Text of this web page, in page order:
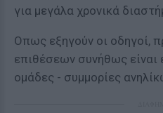
για μεγάλα χρονικά
Οπως εξηγούν οι οδηγοί,
επιθέσεων συνήθως είναι
ομάδες - συμμορίες